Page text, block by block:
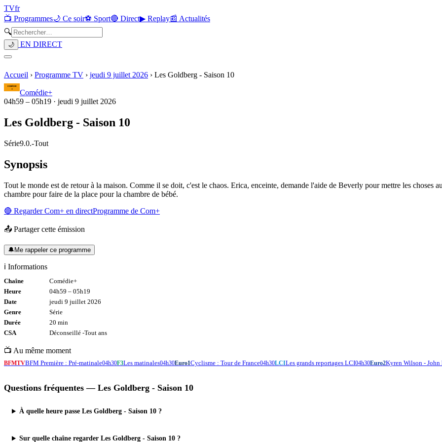
TVfr
📺 Programmes🌙 Ce soir⚽ Sport🔴 Direct▶ Replay📰 Actualités
🔍
🌙 EN DIRECT
Accueil › Programme TV › jeudi 9 juillet 2026 › Les Goldberg - Saison 10
Comédie+
04h59 – 05h19 · jeudi 9 juillet 2026
Les Goldberg - Saison 10
Série9.0.-Tout
Synopsis
Tout le monde est de retour à la maison. Comme il se doit, c'est le chaos. Erica, enceinte, demande l'aide de Beverly pour mettre les choses
chambre pour faire de la place pour la chambre de bébé.
🔴 RegarderCom+ en directProgramme de Com+
📤 Partager cette émission
🔔Me rappeler ce programme
ℹ️ Informations
Chaîne
Comédie+
Heure
04h59 – 05h19
Date
jeudi 9 juillet 2026
Genre
Série
Durée
20 min
CSA
Déconseillé -Tout ans
📺 Au même moment
BFMTVBFM Première : Pré-matinale04h30F3Les matinales04h30Euro1Cyclisme : Tour de France04h30LCILes grands reportages LCI04h30Euro2Kyren Wilson -
Questions fréquentes — Les Goldberg - Saison 10
À quelle heure passe Les Goldberg - Saison 10 ?
Sur quelle chaîne regarder Les Goldberg - Saison 10 ?